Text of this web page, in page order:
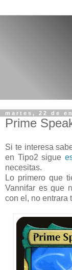
martes, 22 de
Prime
Si te interesa
en Tipo2 sigue
necesitas.
Lo primero que
Vannifar es que
con el, no entrara